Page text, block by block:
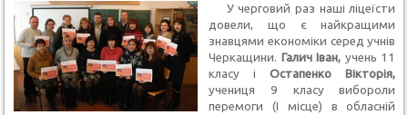
У черговий раз наші ліцеїсти
довели, що є найкращими
знавцями економіки серед учнів
Черкащини. Галич Іван, учень 11
класу іОстапенко Вікторія,
учениця 9 класу вибороли
перемоги (І місце) в обласній